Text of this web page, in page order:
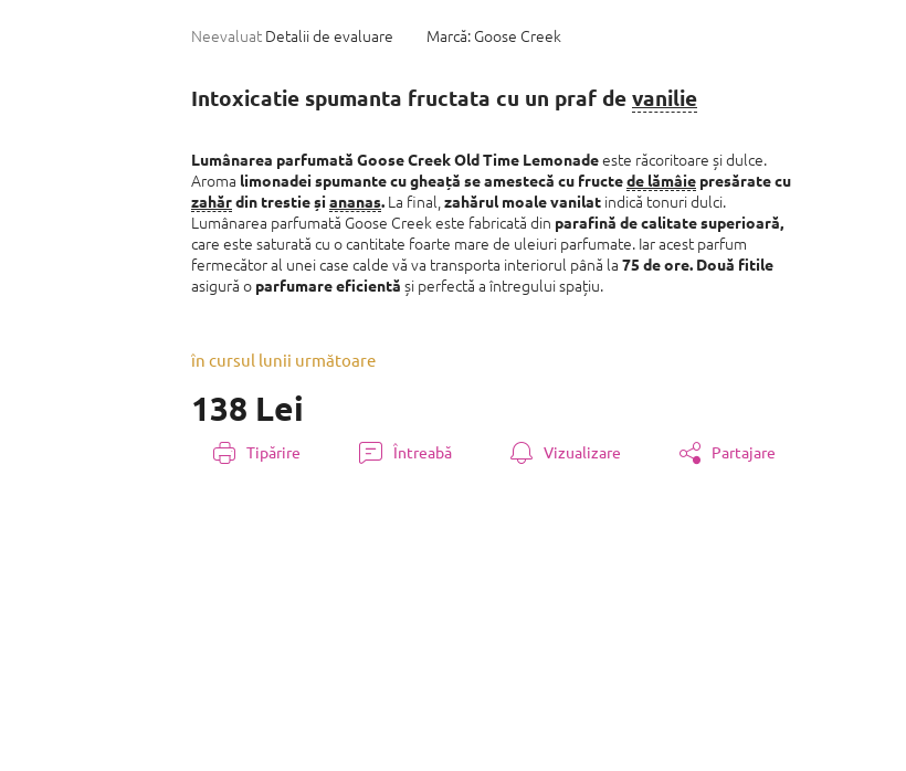
Evaluarea
produsului
din
5
stele.
Neevaluat Detalii de evaluare Marcă: Goose Creek
138 Lei
preţ:
în cursul lunii următoare
Intoxicatie spumanta fructata cu un praf de vanilie
Lumânarea parfumată Goose Creek Old Time Lemonadeeste răcoritoare și dulce.
Aroma limonadei spumante cu gheață se amestecă cu fructede lămâie presărate cu
zahărdin trestie și ananas. La final, zahărul moale vanilat indică tonuri dulci.
Lumânarea parfumată Goose Creek este fabricată din parafină de calitate superioară,
care este saturată cu o cantitate foarte mare de uleiuri parfumate. Iar acest parfum
fermecător al unei case calde vă va transporta interiorul până la 75 de ore. Două fitile
asigură o parfumare eficientă și perfectă a întregului spațiu.
Tipărire Întreabă Vizualizare Partajare